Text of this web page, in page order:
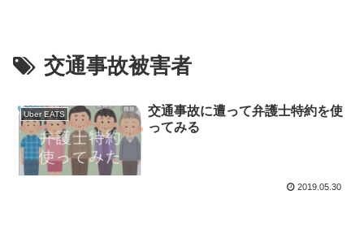
交通事故被害者
Uber EATS
交通事故に遭って弁護士特約を使
ってみる
2019.05.30